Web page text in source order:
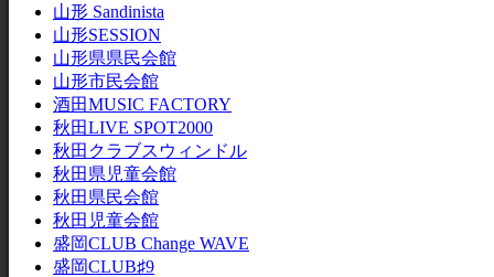
山形 Sandinista
山形SESSION
山形県県民会館
山形市民会館
酒田MUSIC FACTORY
秋田LIVE SPOT2000
秋田クラブスウィンドル
秋田県児童会館
秋田県民会館
秋田児童会館
盛岡CLUB Change WAVE
盛岡CLUB♯9